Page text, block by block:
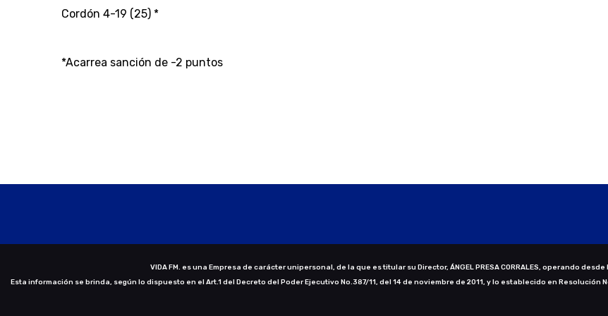
Cordón 4-19 (25) *
*Acarrea sanción de -2 puntos
VIDA FM. es una Empresa de carácter unipersonal, de la que es titular su Director, ÁNGEL PRESA CORRALES, operando
Esta información se brinda, según lo dispuesto en el Art.1 del Decreto del Poder Ejecutivo No.387/11, del 14 de noviembre de 2011, y lo establecido en Resolución